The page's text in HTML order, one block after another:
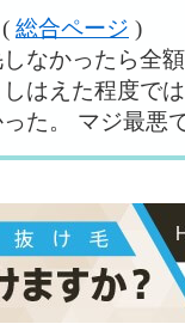
( 総合ページ )
なかったら全
はえた程度で
った。 マジ最悪